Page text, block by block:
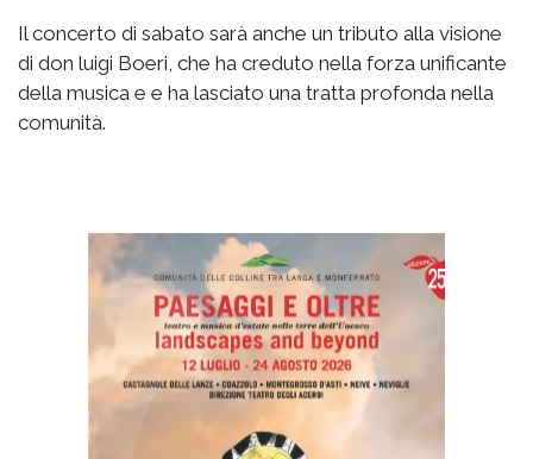
Il concerto di sabato sarà anche un tributo alla visione
di don luigi Boeri, che ha creduto nella forza unificante
della musica e e ha lasciato una tratta profonda nella
comunità.